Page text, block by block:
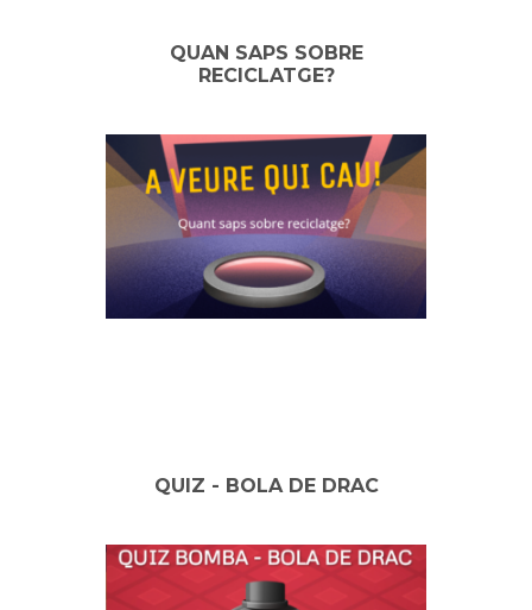
QUAN SAPS SOBRE
RECICLATGE?
QUIZ - BOLA DE DRAC